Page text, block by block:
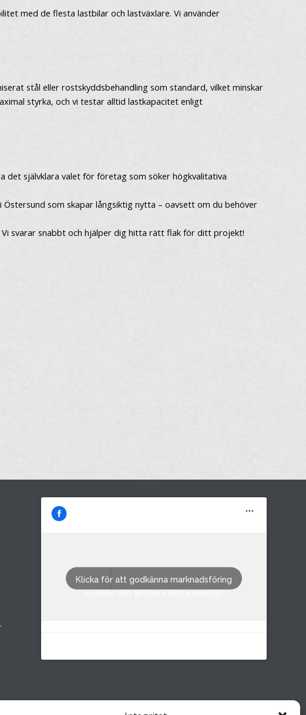
med de flesta lastbilar och lastväxlare. Vi använder
stål eller rostskyddsbehandling som standard, vilket minskar
styrka, och vi testar alltid lastkapacitet enligt
det självklara valet för företag som söker högkvalitativa
som skapar långsiktig nytta – oavsett om du behöver
svarar snabbt och hjälper dig hitta rätt flak för ditt projekt!
M&M i Fröland AB
Klicka för att godkänna marknadsföring
cookies och aktivera detta innehåll